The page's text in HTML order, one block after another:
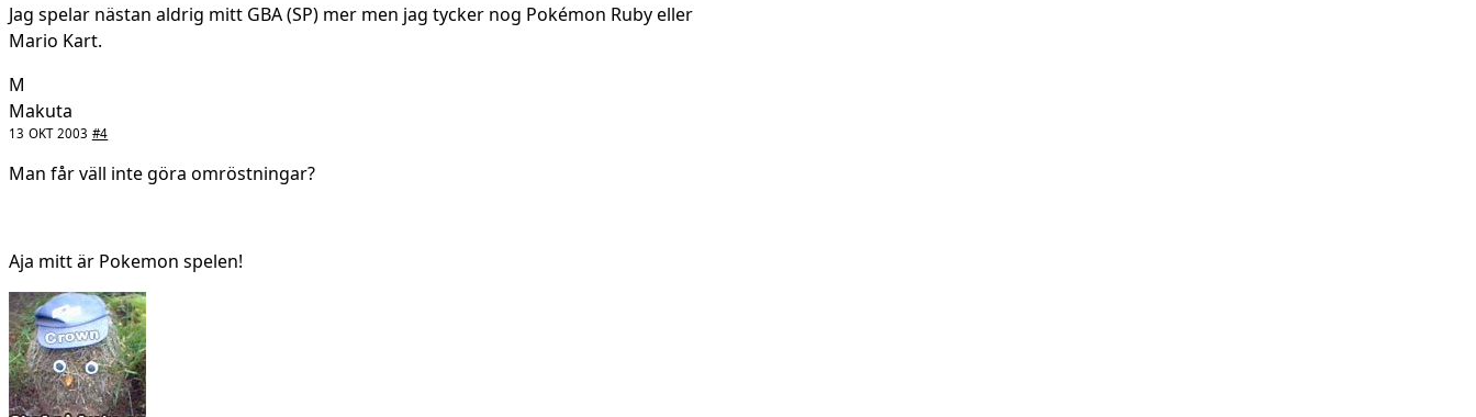
Jag spelar nästan aldrig mitt GBA (SP) mer men jag tycker nog Pokémon Ruby eller
Mario Kart.
M
Makuta
13 OKT 2003 #4
Man får väll inte göra omröstningar?
Aja mitt är Pokemon spelen!